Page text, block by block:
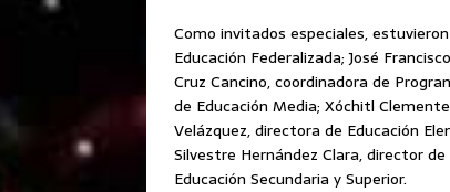
Como invitados especiales,
Educación Federalizada; José
Cruz Cancino, coordinadora de
de Educación Media; Xóchitl
Velázquez, directora de Educación
Silvestre Hernández Clara, director
Educación Secundaria y Superior.